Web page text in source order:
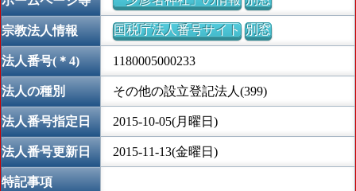
宗教法人情報 国税庁法人番号サイト 別窓
法人番号(＊4) 1180005000233
法人の種別 その他の設立登記法人(399)
法人番号指定日 2015-10-05(月曜日)
法人番号更新日 2015-11-13(金曜日)
特記事項